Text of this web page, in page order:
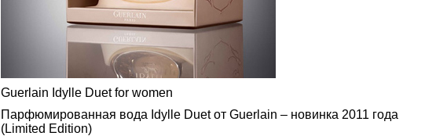
Guerlain Idylle Duet for women
Парфюмированная вода Idylle Duet от Guerlain – новинка 2011 года
(Limited Edition)